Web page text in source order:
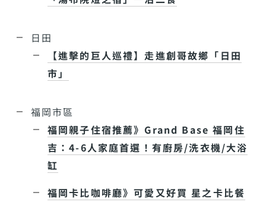
日田
【進擊的巨人巡禮】走進創哥故鄉「日田
市」
福岡市區
福岡親子住宿推薦》Grand Base 福岡住
吉：4-6人家庭首選！有廚房/洗衣機/大浴
缸
福岡卡比咖啡廳》可愛又好買 星之卡比餐